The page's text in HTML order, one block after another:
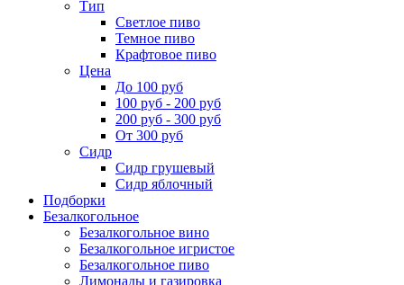
Тип
Светлое пиво
Темное пиво
Крафтовое пиво
Цена
До 100 руб
100 руб - 200 руб
200 руб - 300 руб
От 300 руб
Сидр
Сидр грушевый
Сидр яблочный
Подборки
Безалкогольное
Безалкогольное вино
Безалкогольное игристое
Безалкогольное пиво
Лимонады и газировка